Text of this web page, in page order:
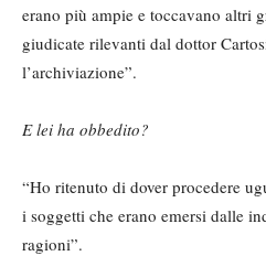
erano più ampie e toccavano altri
giudicate rilevanti dal dottor
l’archiviazione”.
E lei ha obbedito?
“Ho ritenuto di dover procedere
i soggetti che erano emersi dalle
ragioni”.